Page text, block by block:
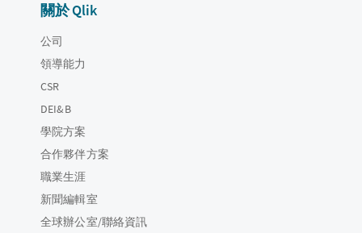
關於 Qlik
公司
領導能力
CSR
DEI&B
學院方案
合作夥伴方案
職業生涯
新聞編輯室
全球辦公室/聯絡資訊